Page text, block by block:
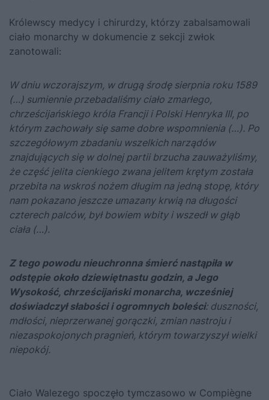
Królewscy medycy i chirurdzy, którzy zabalsamowali
ciało monarchy w dokumencie z sekcji zwłok
zanotowali:
W dniu wczorajszym, w drugą środę sierpnia roku 1589
(…) sumiennie przebadaliśmy ciało zmarłego,
chrześcijańskiego króla Francji i Polski Henryka III, po
którym zachowały się same dobre wspomnienia (…). Po
szczegółowym zbadaniu wszelkich narządów
znajdujących się w dolnej partii brzucha zauważyliśmy,
że część jelita cienkiego zwana jelitem krętym została
przebita na wskroś nożem długim na jedną stopę, który
nam pokazano jeszcze umazany krwią na długości
czterech palców, był bowiem wbity i wszedł w głąb
ciała (…).
Z tego powodu nieuchronna śmierć nastąpiła w
odstępie około dziewiętnastu godzin, a Jego
Wysokość, chrześcijański monarcha, wcześniej
doświadczył słabości i ogromnych boleści: duszności,
mdłości, nieprzerwanej gorączki, zmian nastroju i
niezaspokojonych pragnień, którym towarzyszył wielki
niepokój.
Ciało Walezego spoczęło tymczasowo w Compiègne